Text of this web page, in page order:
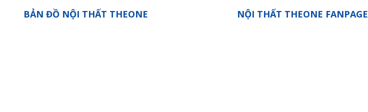
BẢN ĐỒ NỘI THẤT THEONE NỘI THẤT THEONE FANPAGE